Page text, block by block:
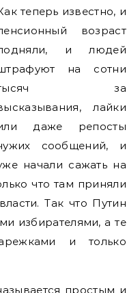
теперь известно, и
возраст
и людей
на сотни
за
лайки
даже репосты
сообщений, и
начали сажать на
что там приняли
Так что Путин
избирателями, а те
и только
простым и